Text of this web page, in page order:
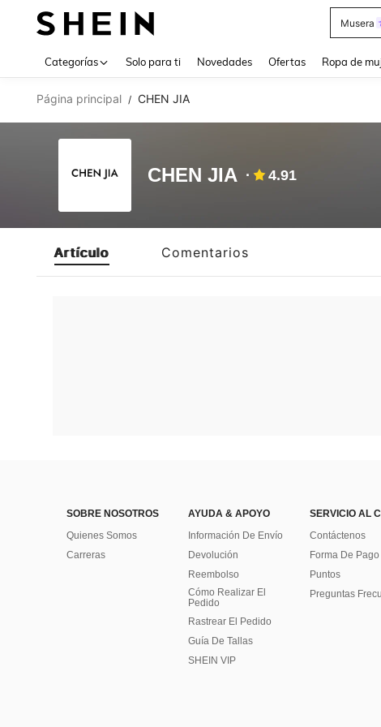
Musera
Categorías Solo para ti Novedades Ofertas Ropa de
Página principal / CHEN JIA
CHEN JIA 4.91
Artículo Comentarios
SOBRE NOSOTROS
Quienes Somos
Carreras
AYUDA & APOYO
Información De Envío
Devolución
Reembolso
Cómo Realizar El
Pedido
Rastrear El Pedido
Guía De Tallas
SHEIN VIP
SERVICIO AL
Contáctenos
Forma De Pago
Puntos
Preguntas